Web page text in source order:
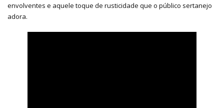
envolventes e aquele toque de rusticidade que o público sertanejo
adora.